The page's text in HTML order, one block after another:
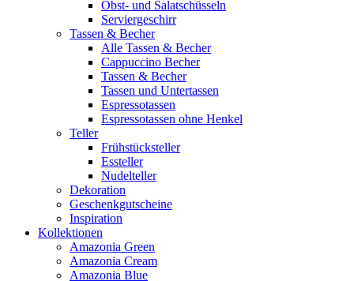
Obst- und Salatschüsseln
Serviergeschirr
Tassen & Becher
Alle Tassen & Becher
Cappuccino Becher
Tassen & Becher
Tassen und Untertassen
Espressotassen
Espressotassen ohne Henkel
Teller
Frühstücksteller
Essteller
Nudelteller
Dekoration
Geschenkgutscheine
Inspiration
Kollektionen
Amazonia Green
Amazonia Cream
Amazonia Blue